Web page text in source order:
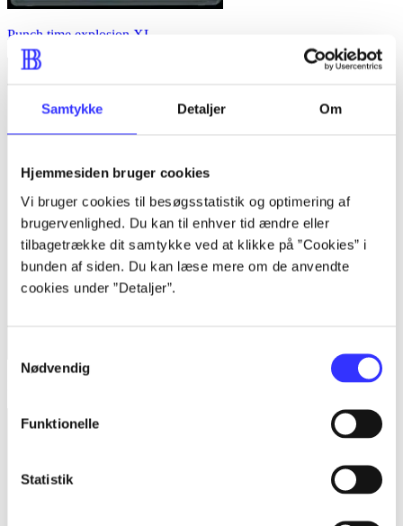
Samtykke Detaljer Om
Hjemmesiden bruger cookies
Vi bruger cookies til besøgsstatistik og optimering af
brugervenlighed. Du kan til enhver tid ændre eller
tilbagetrække dit samtykke ved at klikke på ”Cookies” i
bunden af siden. Du kan læse mere om de anvendte
cookies under ”Detaljer”.
Nødvendig
Funktionelle
Statistik
Punch time explosion XL